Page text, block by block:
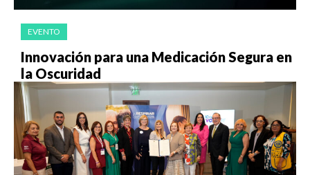
EVENTO
Innovación para una Medicación Segura en
la Oscuridad